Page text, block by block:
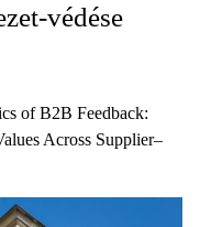
védése
of B2B Feedback:
Across Supplier–